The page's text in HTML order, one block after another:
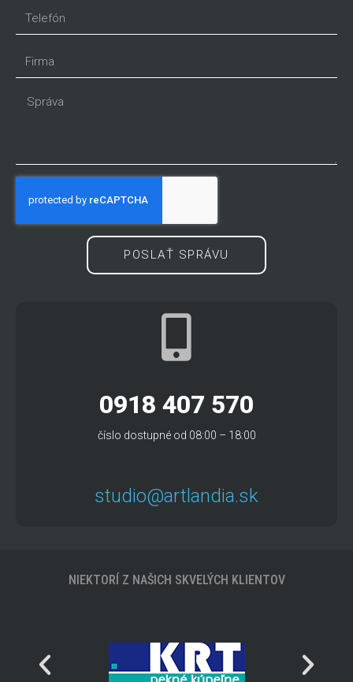
POSLAŤ SPRÁVU
0918 407 570
číslo dostupné od 08:00 – 18:00
studio@artlandia.sk
NIEKTORÍ Z NAŠICH SKVELÝCH KLIENTOV